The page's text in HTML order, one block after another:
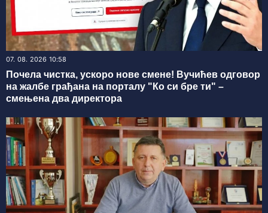
07. 08. 2026 10:58
Почела чистка, ускоро нове смене! Вучићев одговор
на жалбе грађана на порталу "Ко си бре ти" –
смењена два директора